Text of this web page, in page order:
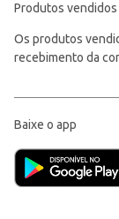
Produtos vendidos
Os produtos
recebimento da
Baixe o app